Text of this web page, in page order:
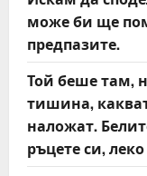
може би ще
предпазите.
Той беше там,
тишина,
наложат.
ръцете си,